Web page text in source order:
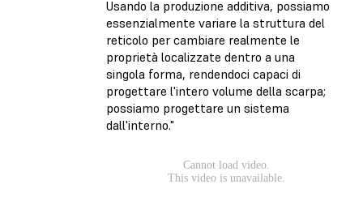
Usando la produzione additiva, possiamo
essenzialmente variare la struttura del
reticolo per cambiare realmente le
proprietà localizzate dentro a una
singola forma, rendendoci capaci di
progettare l'intero volume della scarpa;
possiamo progettare un sistema
dall'interno."